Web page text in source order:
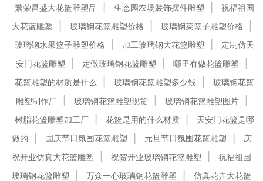
繁荣昌盛大花篮雕塑品
生态园农场装饰摆件雕塑
祝福祖国
大花蓝雕塑
玻璃钢花篮雕塑价格
玻璃钢菜篮子雕塑价格
玻璃钢水果篮子雕塑价格
加工玻璃钢大花篮雕塑
定制仿天
安门花篮雕塑
定做玻璃钢花篮雕塑
哪里有做花篮雕塑
花篮雕塑的材质是什么
玻璃钢花篮雕塑多少钱
玻璃钢花篮
雕塑制作厂
玻璃钢花篮雕塑现货
玻璃钢花篮雕塑图片
树脂花篮雕塑加工厂
花篮是用的什么材质
天安门花篮是哪
做的
国庆节日氛围花篮雕塑 元旦节日氛围花篮雕塑
庆
祝开业仿真大花篮雕塑
祝贺开业玻璃钢花篮雕塑
祝福祖国
玻璃钢花篮雕塑
万众一心玻璃钢花篮雕塑
仿真花卉大花篮